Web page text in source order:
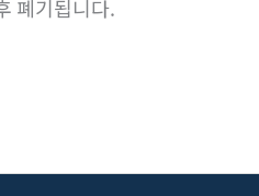
폐기됩니다.